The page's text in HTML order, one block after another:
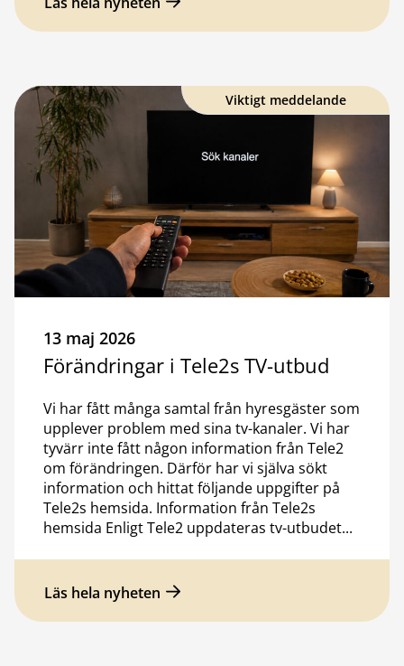
Viktigt meddelande
13 maj 2026
Förändringar i Tele2s TV-utbud
Vi har fått många samtal från hyresgäster som
upplever problem med sina tv-kanaler. Vi har
tyvärr inte fått någon information från Tele2
om förändringen. Därför har vi själva sökt
information och hittat följande uppgifter på
Tele2s hemsida. Information från Tele2s
hemsida Enligt Tele2 uppdateras tv-utbudet...
Läs hela nyheten